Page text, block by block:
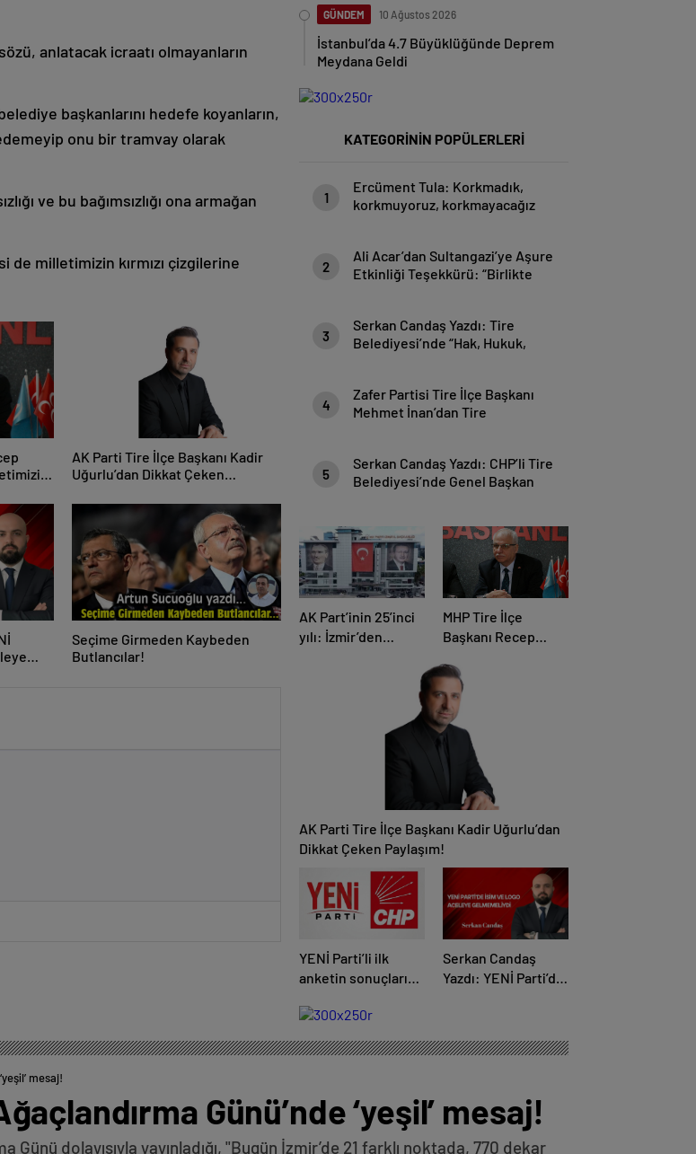
anlatacak icraatı olmayanların
başkanlarını hedefe koyanların,
onu bir tramvay olarak
ve bu bağımsızlığı ona armağan
milletimizin kırmızı çizgilerine
AK Parti Tire İlçe Başkanı Kadir
Uğurlu’dan Dikkat Çeken
Seçime Girmeden Kaybeden
Butlancılar!
GÜNDEM 10 Ağustos 2026
İstanbul’da 4.7 Büyüklüğünde Deprem
Meydana Geldi
KATEGORİNİN POPÜLERLERİ
1
Ercüment Tula: Korkmadık,
korkmuyoruz, korkmayacağız
2
Ali Acar’dan Sultangazi’ye Aşure
Etkinliği Teşekkürü: “Birlikte
3
Serkan Candaş Yazdı: Tire
Belediyesi’nde “Hak, Hukuk,
4
Zafer Partisi Tire İlçe Başkanı
Mehmet İnan’dan Tire
5
Serkan Candaş Yazdı: CHP’li Tire
Belediyesi’nde Genel Başkan
AK Part’inin 25’inci
yılı: İzmir’den
MHP Tire İlçe
Başkanı Recep
Devletimizin Bekası
ve Tire’nin
Menfaatidir”
AK Parti Tire İlçe Başkanı Kadir Uğurlu’dan
Dikkat Çeken Paylaşım!
YENİ Parti’li ilk
anketin sonuçları
baraj altı kaldı
Serkan Candaş
Yazdı: YENİ Parti’de
Gelmemeliydi
mesaj!
Günü’nde ‘yeşil’ mesaj!
Günü dolayısıyla yayınladığı, "Bugün İzmir’de 21 farklı noktada, 770 dekar